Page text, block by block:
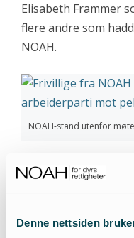
Denne nettsiden
Elisabeth Frammer
flere andre som
NOAH.
NOAH-stand utenfor
I følge Akershus
pelsdyroppdrett